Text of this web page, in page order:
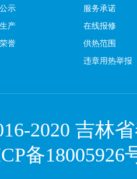
示
产
誉
服务承诺
在线报修
供热范围
违章用热举报
2020 吉林
备18005926